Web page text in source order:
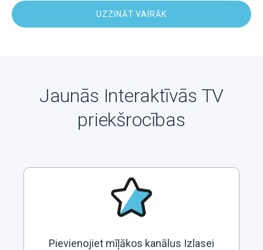
UZZINĀT VAIRĀK
Jaunās Interaktīvās TV
priekšrocības
Pievienojiet mīļākos kanālus Izlasei